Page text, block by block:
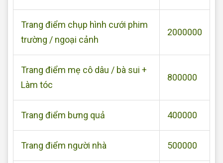
Trang điểm chụp hình cưới phim
trường / ngoại cảnh
2000000
Trang điểm mẹ cô dâu / bà sui +
Làm tóc
800000
Trang điểm bưng quả 400000
Trang điểm người nhà 500000